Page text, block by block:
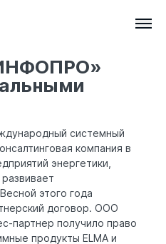
системный
компания в
энергетики,
этого года
договор. ООО
партнер получило право
продукты ELMA и